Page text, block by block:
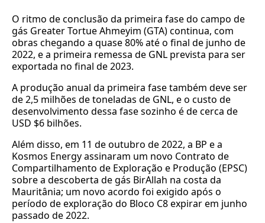
O ritmo de conclusão da primeira fase do campo de
gás Greater Tortue Ahmeyim (GTA) continua, com
obras chegando a quase 80% até o final de junho de
2022, e a primeira remessa de GNL prevista para ser
exportada no final de 2023.
A produção anual da primeira fase também deve ser
de 2,5 milhões de toneladas de GNL, e o custo de
desenvolvimento dessa fase sozinho é de cerca de
USD $6 bilhões.
Além disso, em 11 de outubro de 2022, a BP e a
Kosmos Energy assinaram um novo Contrato de
Compartilhamento de Exploração e Produção (EPSC)
sobre a descoberta de gás BirAllah na costa da
Mauritânia; um novo acordo foi exigido após o
período de exploração do Bloco C8 expirar em junho
passado de 2022.